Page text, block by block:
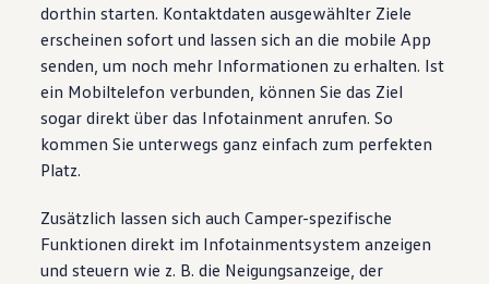
dorthin starten. Kontaktdaten ausgewählter Ziele
erscheinen sofort und lassen sich an die mobile App
senden, um noch mehr Informationen zu erhalten. Ist
ein Mobiltelefon verbunden, können Sie das Ziel
sogar direkt über das Infotainment anrufen. So
kommen Sie unterwegs ganz einfach zum perfekten
Platz.
Zusätzlich lassen sich auch Camper-spezifische
Funktionen direkt im Infotainmentsystem anzeigen
und steuern wie z. B. die Neigungsanzeige, der